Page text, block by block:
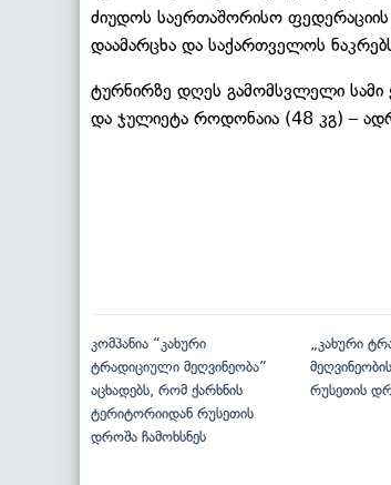
ძიუდოს საერთაშორისო
დაამარცხა და საქართველოს
ტურნირზე დღეს გამომსვლელი
და ჯულიეტა როდონაია (48 კგ) –
კომპანია “კახური
ტრადიციული მეღვინეობა”
აცხადებს, რომ ქარხნის
ტერიტორიიდან რუსეთის
დროშა ჩამოხსნეს
„კახური
რუსეთის